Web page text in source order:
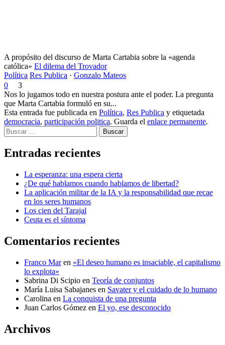
A propósito del discurso de Marta Cartabia sobre la «agenda
católica» El dilema del Trovador
Política Res Publica · Gonzalo Mateos
0
3
Nos lo jugamos todo en nuestra postura ante el poder. La pregunta
que Marta Cartabia formuló en su...
Esta entrada fue publicada en Política, Res Publica y etiquetada
democracia, participación politica. Guarda el enlace permanente.
Buscar
Entradas recientes
La esperanza: una espera cierta
¿De qué hablamos cuando hablamos de libertad?
La aplicación militar de la IA y la responsabilidad que recae
en los seres humanos
Los cien del Tarajal
Ceuta es el síntoma
Comentarios recientes
Franco Maren «El deseo humano es insaciable, el capitalismo
lo explota»
Sabrina Di Scipio en Teoría de conjuntos
María Luisa Sabajanes en Savater y el cuidado de lo humano
Carolina en La conquista de una pregunta
Juan Carlos Gómez en El yo, ese desconocido
Archivos